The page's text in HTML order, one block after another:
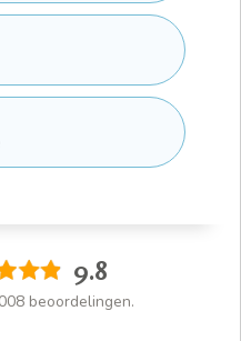
9.8
beoordelingen.